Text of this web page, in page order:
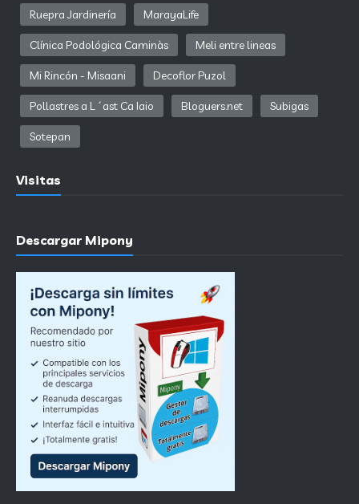
Ruepra Jardinería MarayaLife
Clínica Podológica Caminàs Meli entre lineas
Mi Rincón - Misaani Decoflor Puzol
Pollastres a L´ast Ca Iaio Bloguers.net Subigas
Sotepan
Visitas
Descargar Mipony